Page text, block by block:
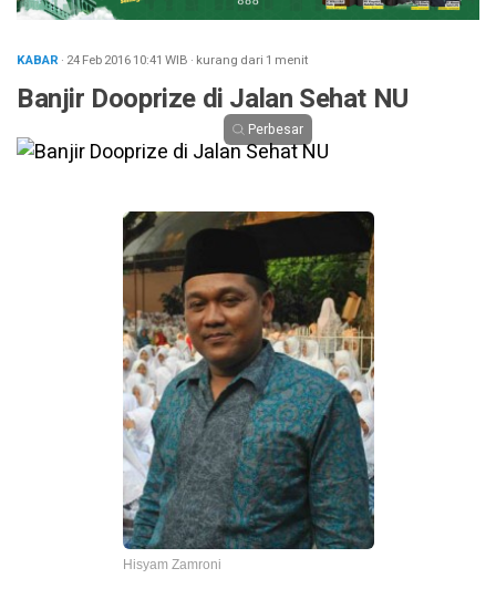
KABAR · 24 Feb 201610:41 WIB · kurang dari 1 menit
Banjir Dooprize di Jalan Sehat NU
Perbesar
Hisyam Zamroni